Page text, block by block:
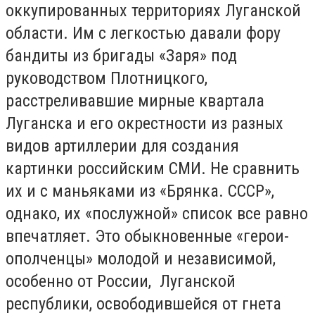
оккупированных территориях Луганской
области. Им с легкостью давали фору
бандиты из бригады «Заря» под
руководством Плотницкого,
расстреливавшие мирные квартала
Луганска и его окрестности из разных
видов артиллерии для создания
картинки российским СМИ. Не сравнить
их и с маньяками из «Брянка. СССР»,
однако, их «послужной» список все равно
впечатляет. Это обыкновенные «герои-
ополченцы» молодой и независимой,
особенно от России, Луганской
республики, освободившейся от гнета